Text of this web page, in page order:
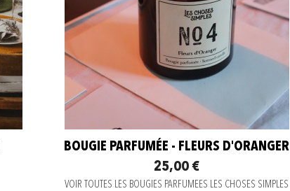
BOUGIE PARFUMÉE - FLEURS D'ORANGER
25,00 €
VOIR TOUTES LES BOUGIES PARFUMEES LES CHOSES SIMPLES